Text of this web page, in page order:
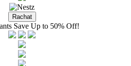
Save Up to 50% Off!